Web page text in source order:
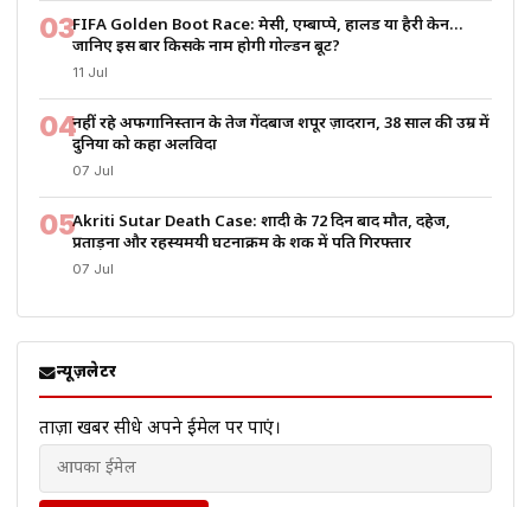
03FIFA Golden Boot Race: मेसी, एम्बाप्पे, हालैंड या हैरी केन…
जानिए इस बार किसके नाम होगी गोल्डन बूट?
11 Jul
04नहीं रहे अफगानिस्तान के तेज गेंदबाज शपूर ज़ादरान, 38 साल की उम्र में
दुनिया को कहा अलविदा
07 Jul
05Akriti Sutar Death Case: शादी के 72 दिन बाद मौत, दहेज,
प्रताड़ना और रहस्यमयी घटनाक्रम के शक में पति गिरफ्तार
07 Jul
न्यूज़लेटर
ताज़ा खबरें सीधे अपने ईमेल पर पाएं।